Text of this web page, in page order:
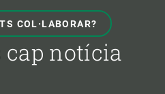
COL·LABORAR?
cap notícia